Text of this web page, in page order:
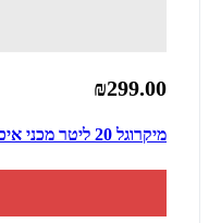
₪299.00
מיקרוגל 20 ליטר מכני איכותי